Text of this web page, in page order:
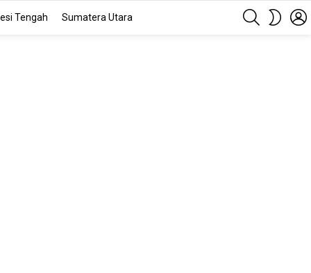
Tengah Sumatera Utara
SEARCH
SKIN